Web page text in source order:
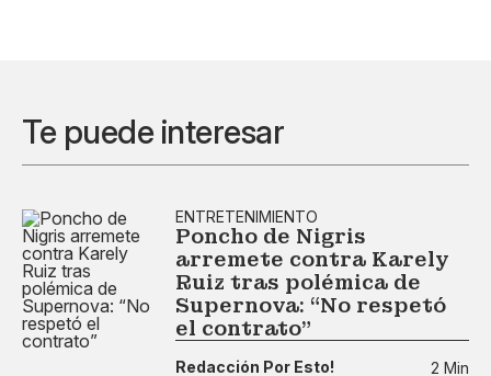
Te puede interesar
ENTRETENIMIENTO
Poncho de Nigris
arremete contra Karely
Ruiz tras polémica de
Supernova: “No respetó
el contrato”
Redacción Por Esto!
2 Min